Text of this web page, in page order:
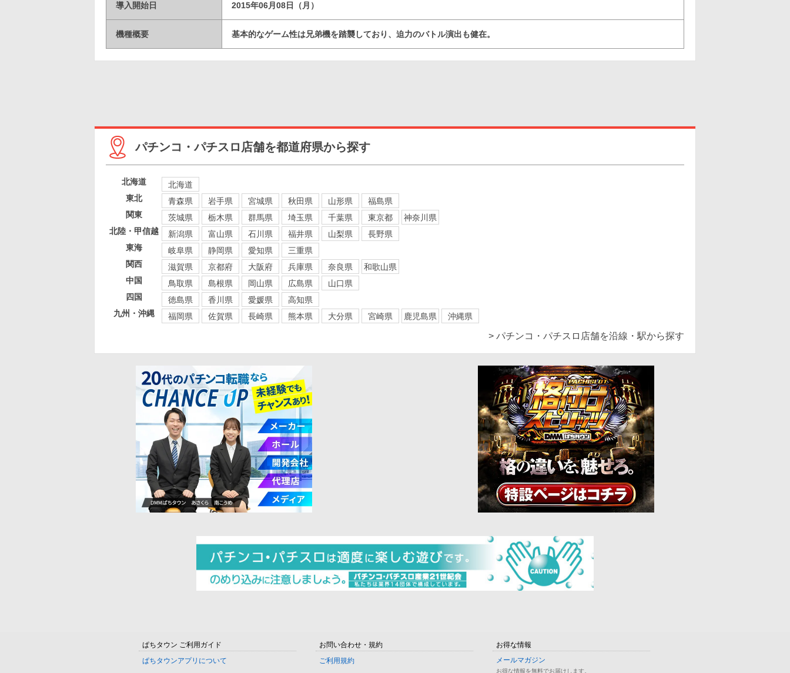
導入開始日 2015年06月08日（月）
機種概要 基本的なゲーム性は兄弟機を踏襲しており、迫力のバトル演出も健在。
パチンコ・パチスロ店舗を都道府県から探す
北海道
北海道
東北
青森県 岩手県 宮城県 秋田県 山形県
福島県
関東
茨城県 栃木県 群馬県 埼玉県 千葉県 東京都
神奈川県
北陸・甲信越
新潟県 富山県 石川県 福井県 山梨県
長野県
東海
岐阜県 静岡県 愛知県
三重県
関西
滋賀県 京都府 大阪府 兵庫県 奈良県
和歌山県
中国
鳥取県 島根県 岡山県 広島県
山口県
四国
徳島県 香川県 愛媛県
高知県
九州・沖縄
福岡県 佐賀県 長崎県 熊本県 大分県 宮崎県 鹿児島県 沖縄県
> パチンコ・パチスロ店舗を沿線・駅から探す
ぱちタウン ご利用ガイド
ぱちタウンアプリについて
お問い合わせ・規約
ご利用規約
お得な情報
メールマガジン
お得な情報を無料でお届けします。